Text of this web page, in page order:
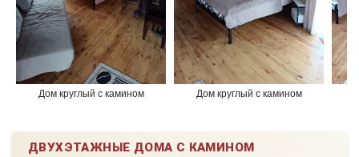
Дом круглый с камином Дом круглый с камином
ДВУХЭТАЖНЫЕ ДОМА С КАМИНОМ